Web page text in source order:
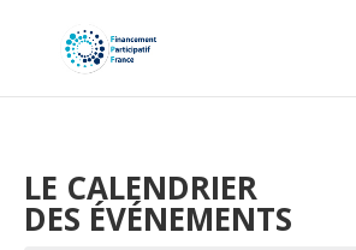
LE CALENDRIER
DES ÉVÉNEMENTS